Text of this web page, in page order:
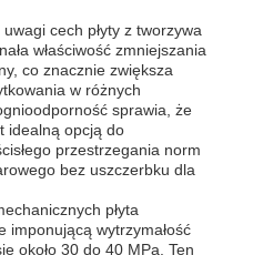
cech płyty z tworzywa
właściwość zmniejszania
co znacznie zwiększa
w różnych
sprawia, że
idealną opcją do
przestrzegania norm
bez uszczerbku dla
płyta
imponującą wytrzymałość
około 30 do 40 MPa. Ten